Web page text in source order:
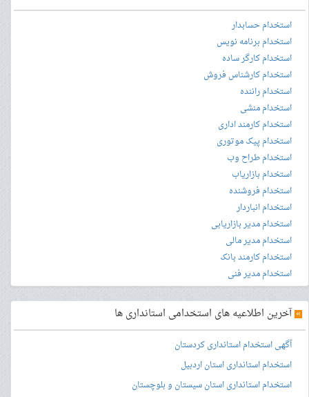
استخدام حسابدار
استخدام برنامه نویس
استخدام کارگر ساده
استخدام کارشناس فروش
استخدام راننده
استخدام منشی
استخدام کارمند اداری
استخدام پیک موتوری
استخدام طراح وب
استخدام بازاریاب
استخدام فروشنده
استخدام انباردار
استخدام مدیر بازاریابی
استخدام مدیر مالی
استخدام کارمند بانک
استخدام مدیر فنی
»آخرین اطلاعیه های استخدامی استانداری ها
آگهی استخدام استانداری کردستان
استخدام استانداری استان اردبیل
استخدام استانداری استان سیستان و بلوچستان